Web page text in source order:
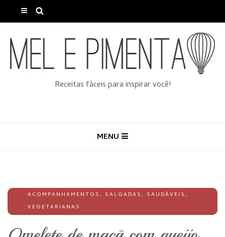
Receitas fáceis para inspirar você!
MENU
ACOMPANHAMENTOS, SALGADAS, SAUDÁVEIS,
VEGETARIANAS